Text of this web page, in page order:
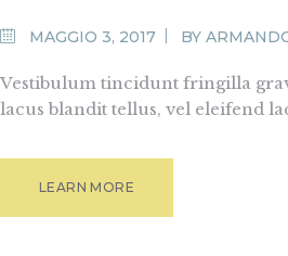
NEWS
MAGGIO 3, 2017 BY
Vestibulum tincidunt fringilla
lacus blandit tellus, vel eleifend
LEARN MORE